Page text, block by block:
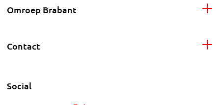
Omroep Brabant
Contact
Social